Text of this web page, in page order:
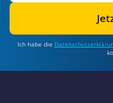
Ich habe die